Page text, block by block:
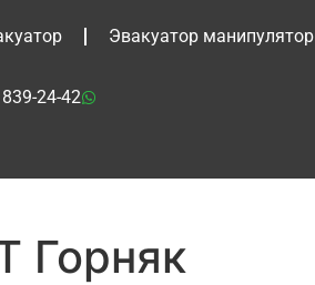
Эвакуатор манипулятор
24-42
Горняк